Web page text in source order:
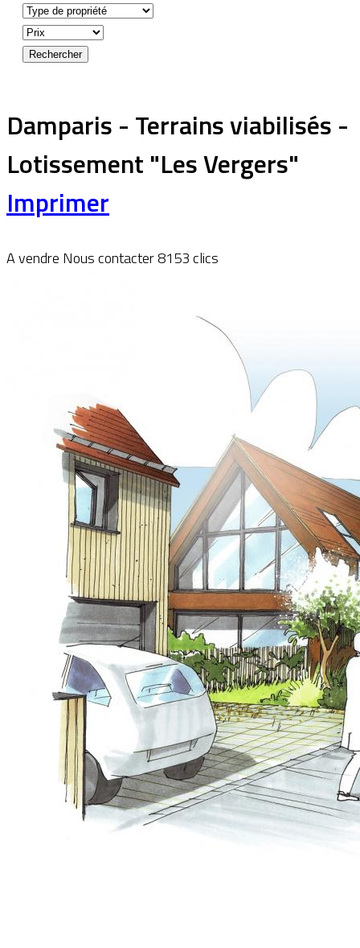
Damparis - Terrains viabilisés -
Lotissement "Les Vergers"
Imprimer
A vendre Nous contacter8153 clics